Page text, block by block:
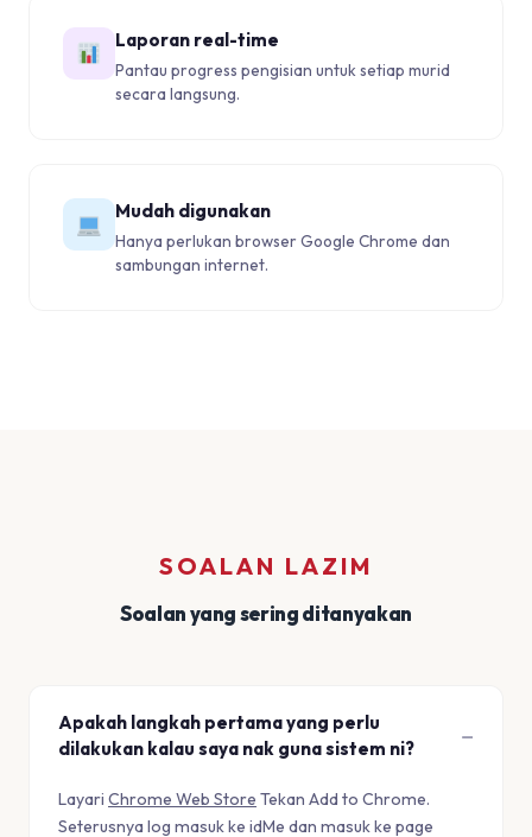
Laporan real-time
Pantau progress pengisian untuk setiap murid
secara langsung.
Mudah digunakan
Hanya perlukan browser Google Chrome dan
sambungan internet.
SOALAN LAZIM
Soalan yang sering ditanyakan
Apakah langkah pertama yang perlu
dilakukan kalau saya nak guna sistem ni?
Layari Chrome Web Store Tekan Add to Chrome.
Seterusnya log masuk ke idMe dan masuk ke page